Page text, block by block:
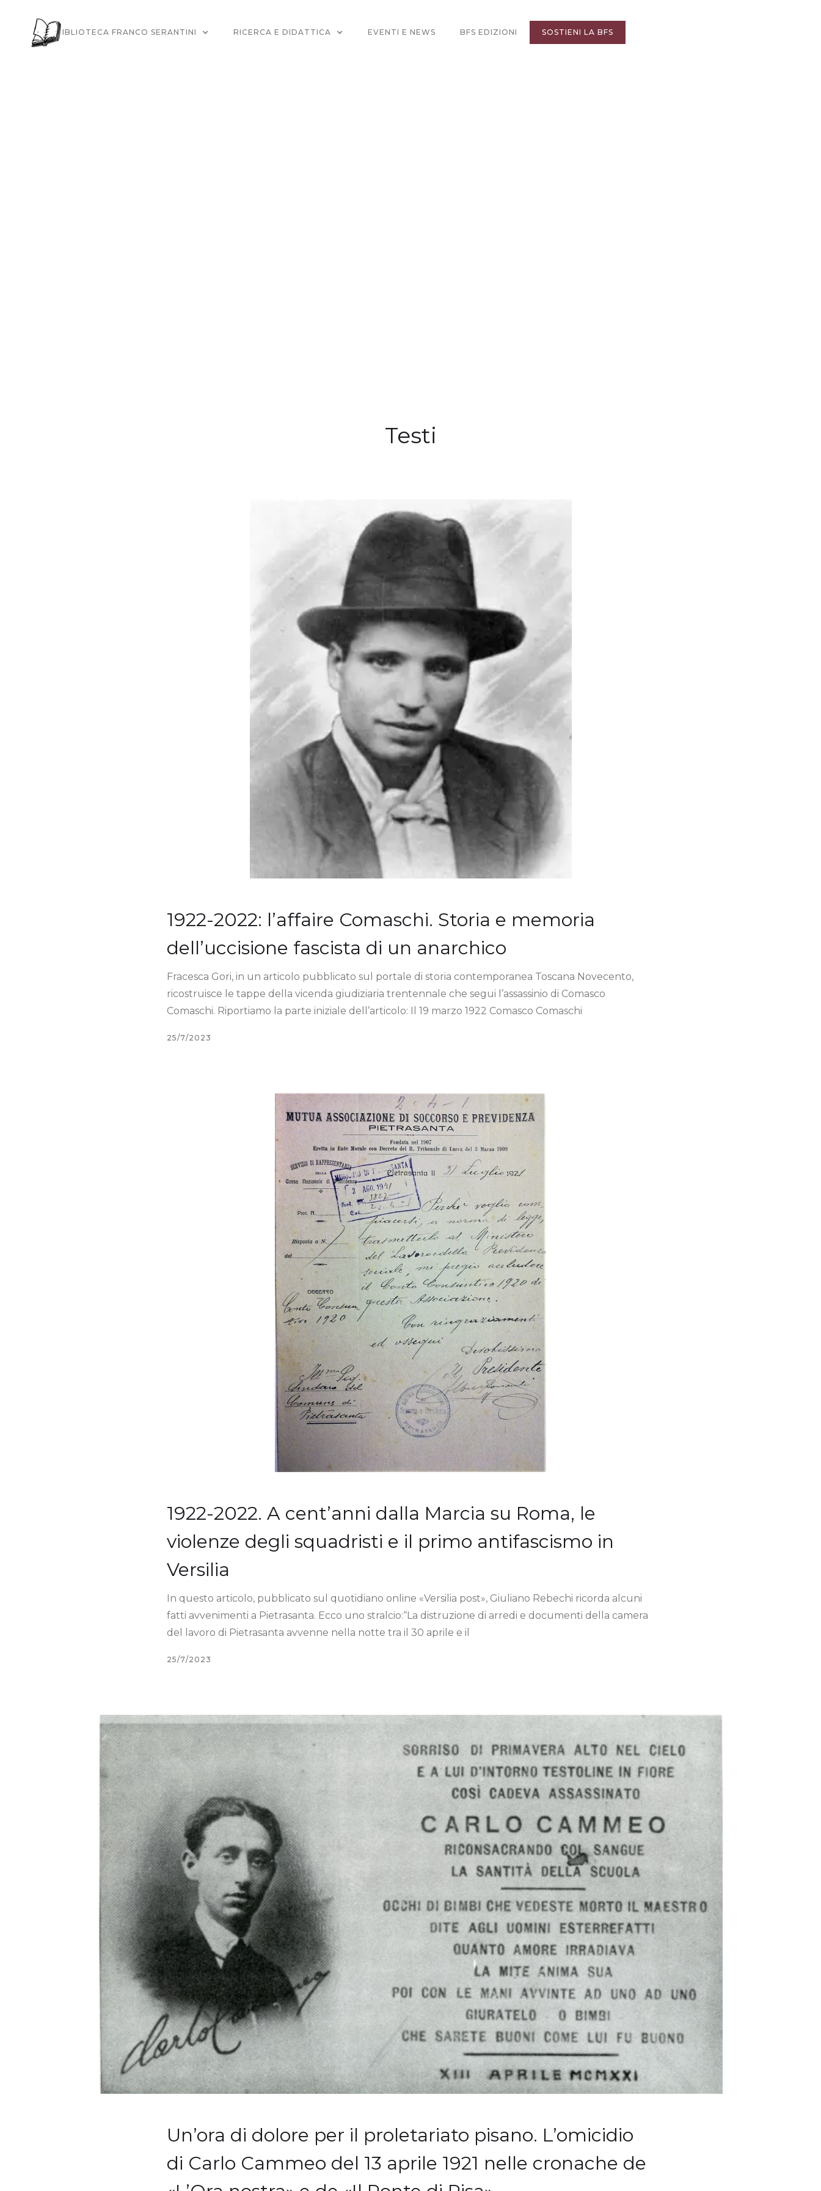
LA BIBLIOTECA FRANCO SERANTINI RICERCA E DIDATTICA EVENTI E NEWS BFS EDIZIONI SOSTIENI LA BFS
Testi
1922-2022: l’affaire Comaschi. Storia e memoria
dell’uccisione fascista di un anarchico
Fracesca Gori, in un articolo pubblicato sul portale di storia contemporanea Toscana Novecento,
ricostruisce le tappe della vicenda giudiziaria trentennale che segui l’assassinio di Comasco
Comaschi. Riportiamo la parte iniziale dell’articolo: Il 19 marzo 1922 Comasco Comaschi
25/7/2023
1922-2022. A cent’anni dalla Marcia su Roma, le
violenze degli squadristi e il primo antifascismo in
Versilia
In questo articolo, pubblicato sul quotidiano online «Versilia post», Giuliano Rebechi ricorda alcuni
fatti avvenimenti a Pietrasanta. Ecco uno stralcio:“La distruzione di arredi e documenti della camera
del lavoro di Pietrasanta avvenne nella notte tra il 30 aprile e il
25/7/2023
Un’ora di dolore per il proletariato pisano. L’omicidio
di Carlo Cammeo del 13 aprile 1921 nelle cronache de